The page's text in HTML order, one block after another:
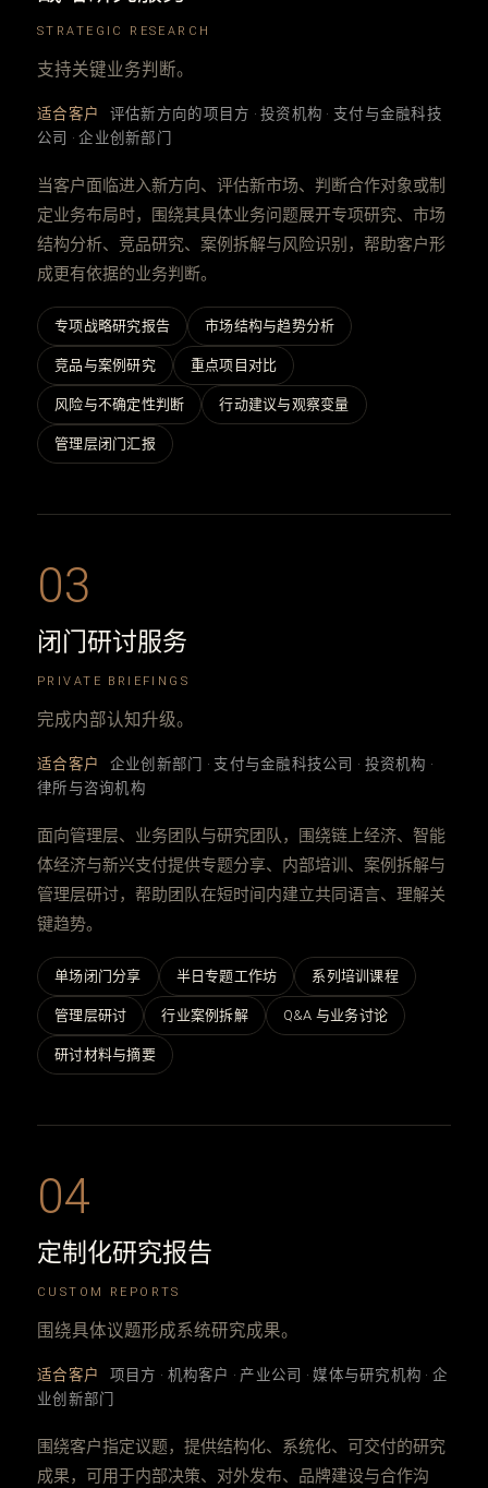
STRATEGIC RESEARCH
支持关键业务判断。
适合客户
评估新方向的项目方 · 投资机构 · 支付与金融科技
公司 · 企业创新部门
当客户面临进入新方向、评估新市场、判断合作对象或制
定业务布局时，围绕其具体业务问题展开专项研究、市场
结构分析、竞品研究、案例拆解与风险识别，帮助客户形
成更有依据的业务判断。
专项战略研究报告 市场结构与趋势分析
竞品与案例研究 重点项目对比
风险与不确定性判断 行动建议与观察变量
管理层闭门汇报
03
闭门研讨服务
PRIVATE BRIEFINGS
完成内部认知升级。
适合客户
企业创新部门 · 支付与金融科技公司 · 投资机构 ·
律所与咨询机构
面向管理层、业务团队与研究团队，围绕链上经济、智能
体经济与新兴支付提供专题分享、内部培训、案例拆解与
管理层研讨，帮助团队在短时间内建立共同语言、理解关
键趋势。
单场闭门分享 半日专题工作坊 系列培训课程
管理层研讨 行业案例拆解 Q&A 与业务讨论
研讨材料与摘要
04
定制化研究报告
CUSTOM REPORTS
围绕具体议题形成系统研究成果。
适合客户
项目方 · 机构客户 · 产业公司 · 媒体与研究机构 · 企
业创新部门
围绕客户指定议题，提供结构化、系统化、可交付的研究
成果，可用于内部决策、对外发布、品牌建设与合作沟